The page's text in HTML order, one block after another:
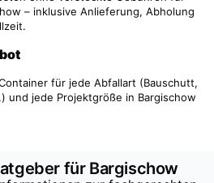
– inklusive Anlieferung, Abholung
für jede Abfallart (Bauschutt,
und jede Projektgröße in Bargischow
für Bargischow